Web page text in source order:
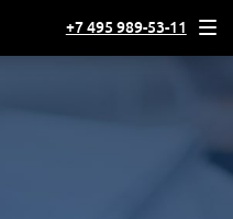
+7 495 989-53-11